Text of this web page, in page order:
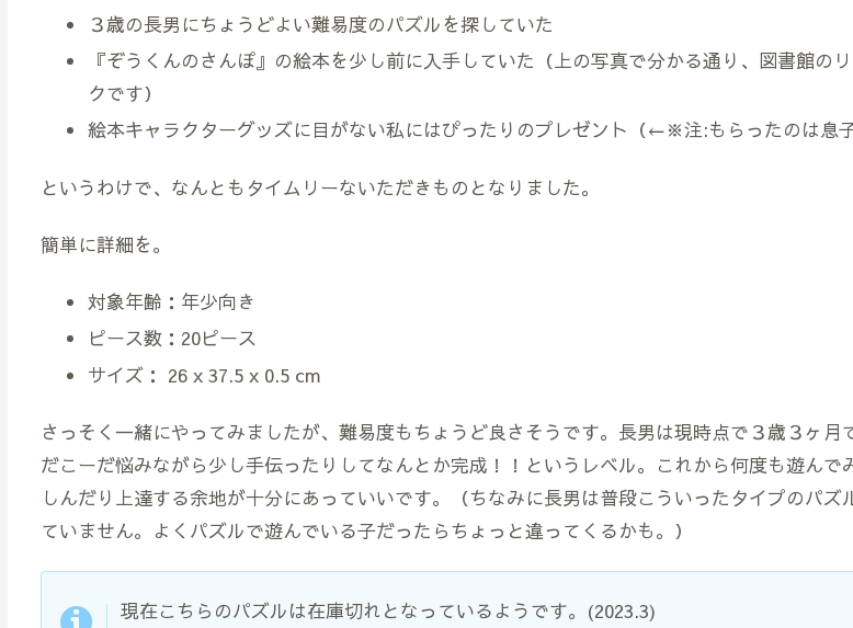
３歳の長男にちょうどよい難易度のパズルを探していた
『ぞうくんのさんぽ』の絵本を少し前に入手していた（上の写真で分かる通り、図書館の
クです）
絵本キャラクターグッズに目がない私にはぴったりのプレゼント（←※注:もらったのは息
というわけで、なんともタイムリーないただきものとなりました。
簡単に詳細を。
対象年齢：年少向き
ピース数：20ピース
サイズ： 26 x 37.5 x 0.5 cm
さっそく一緒にやってみましたが、難易度もちょうど良さそうです。長男は現時点で３歳３ヶ月
だこーだ悩みながら少し手伝ったりしてなんとか完成！！というレベル。これから何度も遊んで
しんだり上達する余地が十分にあっていいです。（ちなみに長男は普段こういったタイプのパズ
ていません。よくパズルで遊んでいる子だったらちょっと違ってくるかも。）
現在こちらのパズルは在庫切れとなっているようです。(2023.3)